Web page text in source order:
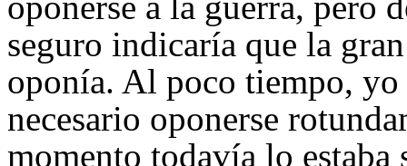
seguro indicaría que la
oponía. Al poco tiempo, yo
necesario oponerse
momento todavía lo estaba